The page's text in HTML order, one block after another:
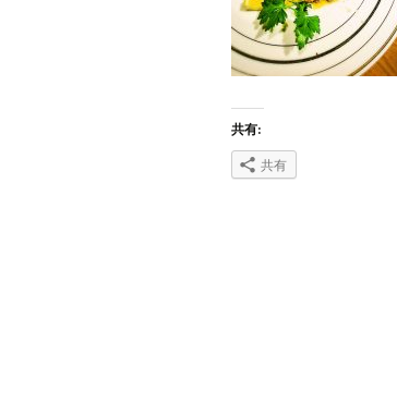
共有:
共有